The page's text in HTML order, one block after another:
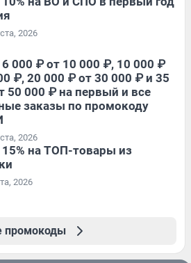
2026
000 ₽ от 10 000 ₽, 10 000 ₽
₽, 20 000 ₽ от 30 000 ₽ и 35
50 000 ₽ на первый и все
заказы по промокоду
2026
на ТОП-товары из
2026
промокоды